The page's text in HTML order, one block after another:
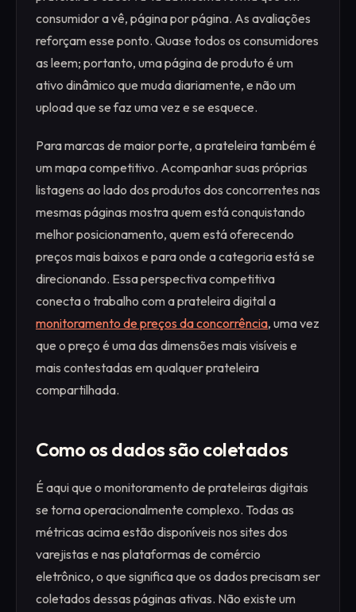
consumidor a vê, página por página. As avaliações
reforçam esse ponto. Quase todos os consumidores
as leem; portanto, uma página de produto é um
ativo dinâmico que muda diariamente, e não um
upload que se faz uma vez e se esquece.
Para marcas de maior porte, a prateleira também é
um mapa competitivo. Acompanhar suas próprias
listagens ao lado dos produtos dos concorrentes nas
mesmas páginas mostra quem está conquistando
melhor posicionamento, quem está oferecendo
preços mais baixos e para onde a categoria está se
direcionando. Essa perspectiva competitiva
conecta o trabalho com a prateleira digital a
monitoramento de preços da concorrência, uma vez
que o preço é uma das dimensões mais visíveis e
mais contestadas em qualquer prateleira
compartilhada.
Como os dados são coletados
É aqui que o monitoramento de prateleiras digitais
se torna operacionalmente complexo. Todas as
métricas acima estão disponíveis nos sites dos
varejistas e nas plataformas de comércio
eletrônico, o que significa que os dados precisam ser
coletados dessas páginas ativas. Não existe um